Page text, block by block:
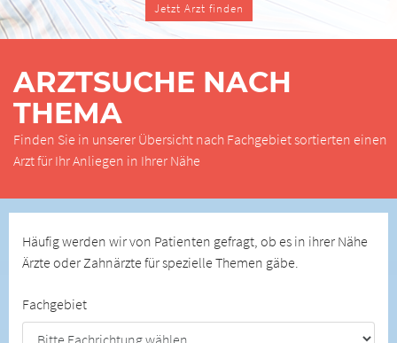
Jetzt Arzt finden
ARZTSUCHE NACH
THEMA
Finden Sie in unserer Übersicht nach Fachgebiet sortierten einen
Arzt für Ihr Anliegen in Ihrer Nähe
Häufig werden wir von Patienten gefragt, ob es in ihrer Nähe
Ärzte oder Zahnärzte für spezielle Themen gäbe.
Fachgebiet